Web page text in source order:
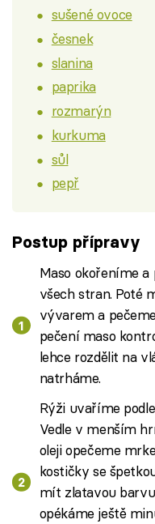
sušené ovoce
česnek
slanina
paprika
rozmarýn
kurkuma
sůl
pepř
Postup přípravy
Maso okořeníme
všech stran. Poté
vývarem a
pečení maso
lehce rozdělit na
natrháme.
Rýži uvaříme
Vedle v menším
oleji opečeme
kostičky se
mít zlatavou
opékáme ještě